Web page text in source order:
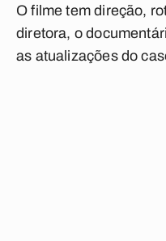
O filme tem direção,
diretora, o
as atualizações do